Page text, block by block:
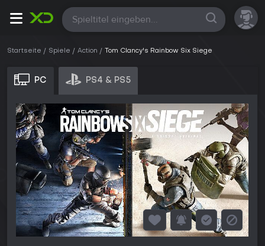
Alle
Startseite Spiele Action Tom Clancy's Rainbow Six Siege
PC PS4 & PS5